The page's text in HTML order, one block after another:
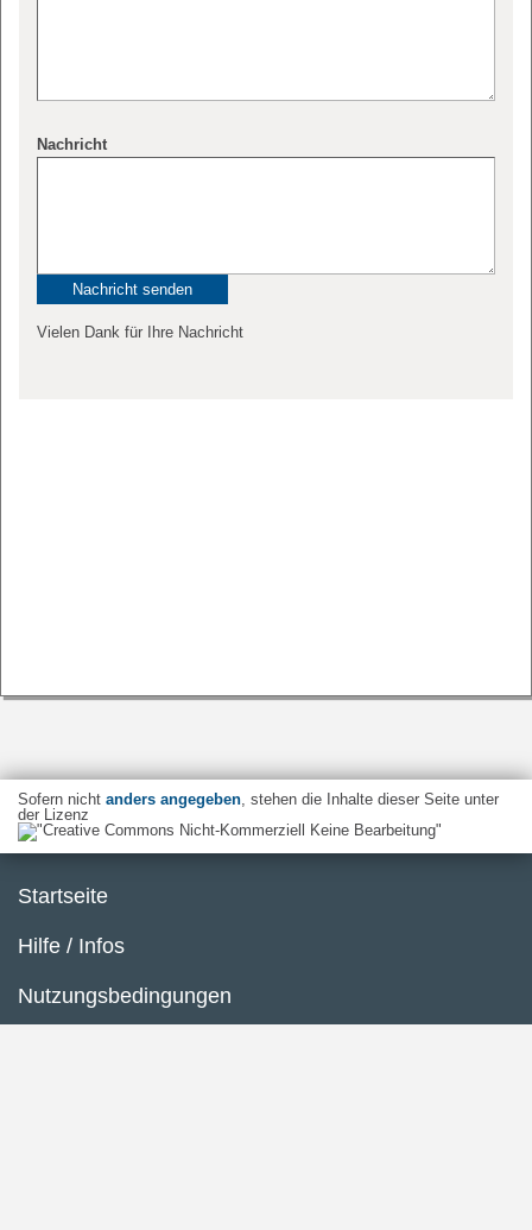
Nachricht
Vielen Dank für Ihre Nachricht
Sofern nicht anders angegeben, stehen die Inhalte dieser Seite unter
der Lizenz
Startseite
Hilfe / Infos
Nutzungsbedingungen